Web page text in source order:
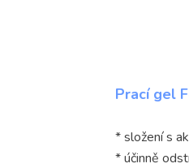
Prací gel
* složení s
* účinně